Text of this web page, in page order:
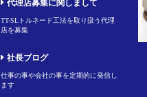
代理店募集に関しまして
TT-SLトルネード工法を取り扱う代理
店を募集
社長ブログ
仕事の事や会社の事を定期的に発信し
ます